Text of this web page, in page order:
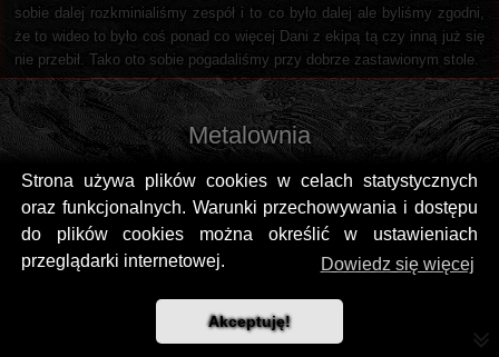
Strona używa plików cookies w celach statystycznych
oraz funkcjonalnych. Warunki przechowywania i dostępu
do plików cookies można określić w ustawieniach
przeglądarki internetowej.
Dowiedz się więcej
Akceptuję!
sobie dalej rozkminialiśmy zespół i to co było dalej ale byliśmy zgodni,
że to wideo to było coś ponad co więcej Dani z ekipą tą czy inną już się
nie przebił. Tako oto sobie pogadaliśmy przy dobrze zastawionym stole.
Metalownia